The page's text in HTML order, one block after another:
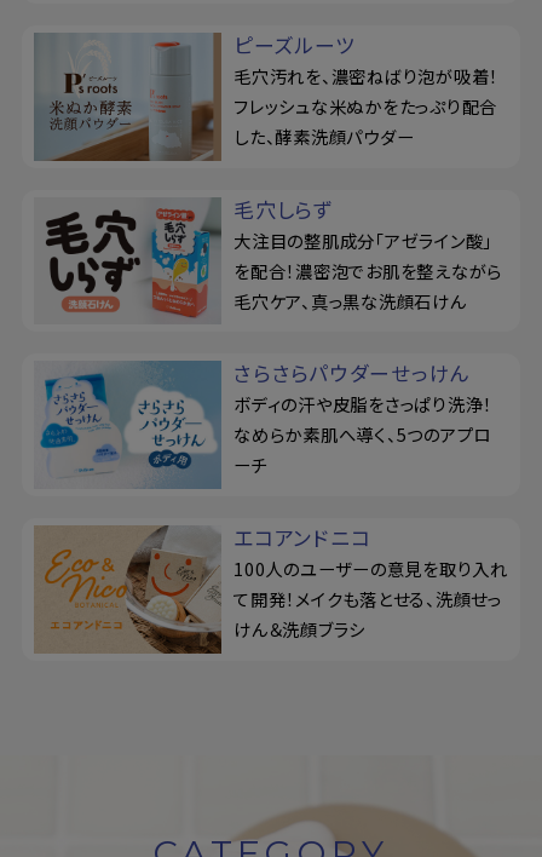
ピーズルーツ
毛穴汚れを、濃密ねばり泡が吸着！
フレッシュな米ぬかをたっぷり配合
した、酵素洗顔パウダー
毛穴しらず
大注目の整肌成分「アゼライン酸」
を配合！濃密泡でお肌を整えながら
毛穴ケア、真っ黒な洗顔石けん
さらさらパウダーせっけん
ボディの汗や皮脂をさっぱり洗浄！
なめらか素肌へ導く、5つのアプロ
ーチ
エコアンドニコ
100人のユーザーの意見を取り入れ
て開発！メイクも落とせる、洗顔せっ
けん＆洗顔ブラシ